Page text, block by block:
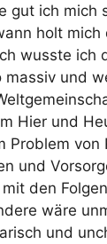
gut ich mich
holt mich
wusste ich
massiv und
Hier und
Problem von
und
den
wäre
und